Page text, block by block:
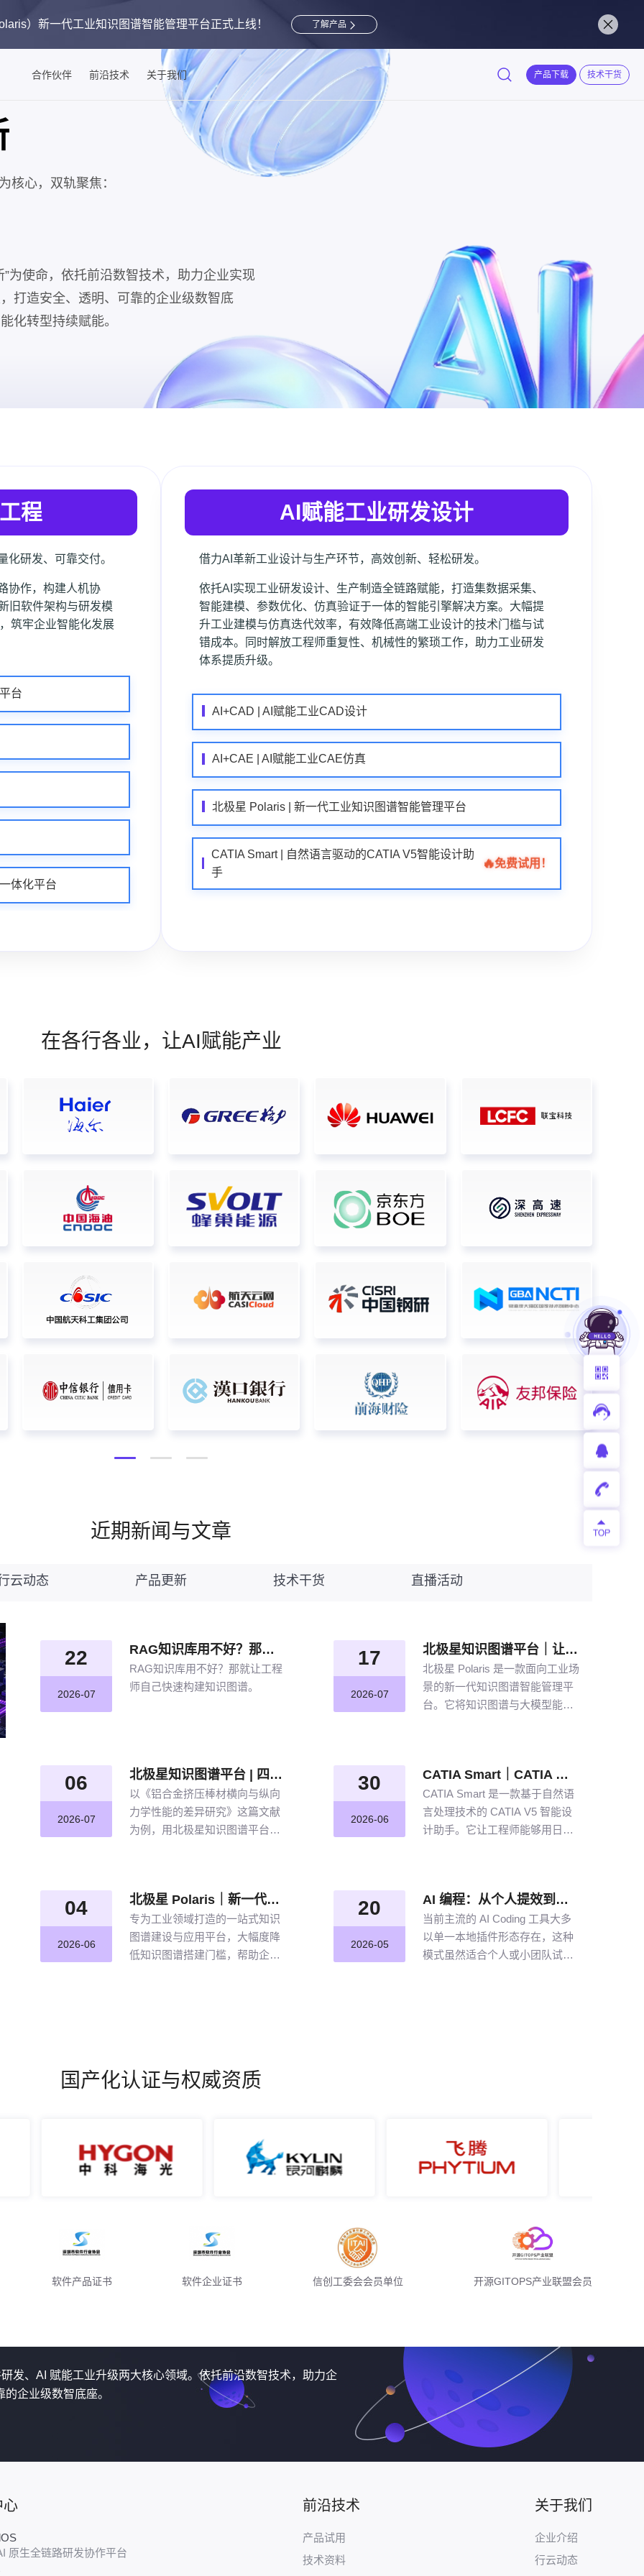
） 新一代工业知识图谱智能管理平台正式上线！ 了解产品
产品下载 技术干货
合作伙伴 前沿技术 关于我们
核心，双轨聚焦：
”为使命，依托前沿数智技术，助力企业实现
打造安全、透明、可靠的企业级数智底
化转型持续赋能。
程
化研发、可靠交付。
协作，构建人机协
旧软件架构与研发模
筑牢企业智能化发展
台
体化平台
AI赋能工业研发设计
借力AI革新工业设计与生产环节，高效创新、轻松研发。
依托AI实现工业研发设计、生产制造全链路赋能，打造集数据采集、
智能建模、参数优化、仿真验证于一体的智能引擎解决方案。大幅提
升工业建模与仿真迭代效率，有效降低高端工业设计的技术门槛与试
错成本。同时解放工程师重复性、机械性的繁琐工作，助力工业研发
体系提质升级。
AI+CAD | AI赋能工业CAD设计
AI+CAE | AI赋能工业CAE仿真
北极星 Polaris | 新一代工业知识图谱智能管理平台
CATIA Smart | 自然语言驱动的CATIA V5智能设计助
手
🔥免费试用！
在各行各业，让AI赋能产业
近期新闻与文章
云动态 产品更新 技术干货 直播活动
22
2026-07
RAG知识库用不好？那就让工程师自己快速构建知识图谱
RAG知识库用不好？那就让工程
师自己快速构建知识图谱。
17
2026-07
北极星知识图谱平台｜让航空发动机叶片知识“连”起来
北极星 Polaris 是一款面向工业场
景的新一代知识图谱智能管理平
台。它将知识图谱与大模型能力
网络。
06
2026-07
北极星知识图谱平台 | 四步盘活航空材料全量文献
以《铝合金挤压棒材横向与纵向
力学性能的差异研究》这篇文献
为例，用北极星知识图谱平台四
工逐条标注、清洗的低效方式。
30
2026-06
CATIA Smart｜CATIA 专属 AI 智能体，说说话，AI 帮你建模
CATIA Smart 是一款基于自然语
言处理技术的 CATIA V5 智能设
计助手。它让工程师能够用日常
04
2026-06
北极星 Polaris｜新一代工业知识图谱智能管理平台，点亮工业知识智能之路
专为工业领域打造的一站式知识
图谱建设与应用平台，大幅度降
低知识图谱搭建门槛，帮助企业
20
2026-05
AI 编程：从个人提效到企业规模化落地的破局之道
当前主流的 AI Coding 工具大多
以单一本地插件形态存在，这种
模式虽然适合个人或小团队试点
国产化认证与权威资质
软件产品证书 软件企业证书 信创工委会会员单位 开源GITOPS产业联盟会员
发、AI 赋能工业升级两大核心领域。依托前沿数智技术，助力企
企业级数智底座。
心
原生全链路研发协作平台
前沿技术
产品试用
技术资料
关于我们
企业介绍
行云动态